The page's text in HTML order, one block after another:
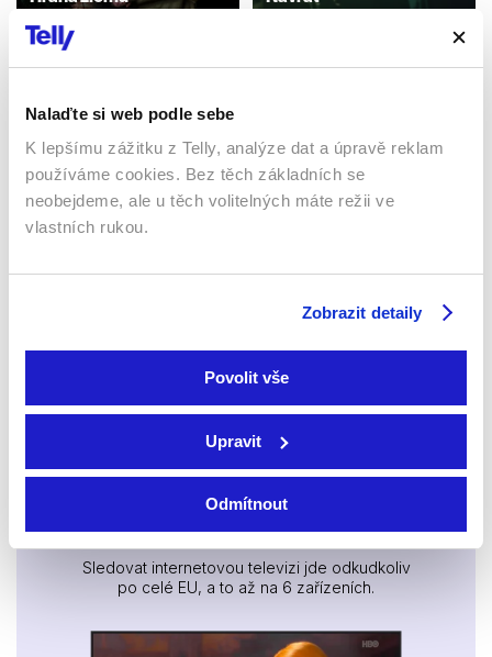
Nalaďte si web podle sebe
K lepšímu zážitku z Telly, analýze dat a úpravě reklam
používáme cookies. Bez těch základních se
neobejdeme, ale u těch volitelných máte režii ve
vlastních rukou.
Zobrazit detaily
Povolit vše
Upravit
Odmítnout
min
Filmy / Thrillery / Drama
Filmy / Sci-fi / Dobrodružné
Filmy / Sci-fi / Dobrodružné /
Akční
Sledujte kdekoliv až na 6 zařízeních
Sledovat internetovou televizi jde odkudkoliv
po celé EU, a to až na 6 zařízeních.